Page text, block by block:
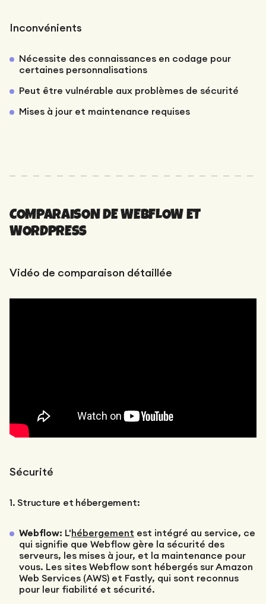
Inconvénients
Nécessite des connaissances en codage pour
certaines personnalisations
Peut être vulnérable aux problèmes de sécurité
Mises à jour et maintenance requises
COMPARAISON DE WEBFLOW ET
WORDPRESS
Vidéo de comparaison détaillée
Sécurité
1. Structure et hébergement:
Webflow: L'hébergement est intégré au service, ce
qui signifie que Webflow gère la sécurité des
serveurs, les mises à jour, et la maintenance pour
vous. Les sites Webflow sont hébergés sur Amazon
Web Services (AWS) et Fastly, qui sont reconnus
pour leur fiabilité et sécurité.